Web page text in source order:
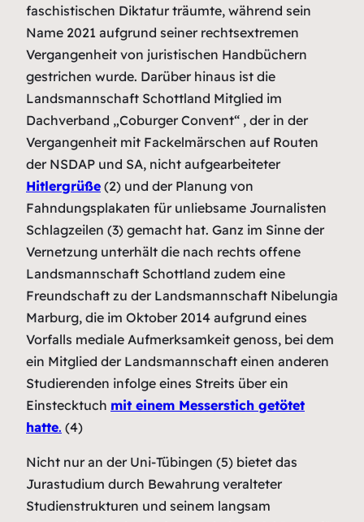
faschistischen Diktatur träumte, während sein
Name 2021 aufgrund seiner rechtsextremen
Vergangenheit von juristischen Handbüchern
gestrichen wurde. Darüber hinaus ist die
Landsmannschaft Schottland Mitglied im
Dachverband „Coburger Convent“ , der in der
Vergangenheit mit Fackelmärschen auf Routen
der NSDAP und SA, nicht aufgearbeiteter
Hitlergrüße (2) und der Planung von
Fahndungsplakaten für unliebsame Journalisten
Schlagzeilen (3) gemacht hat. Ganz im Sinne der
Vernetzung unterhält die nach rechts offene
Landsmannschaft Schottland zudem eine
Freundschaft zu der Landsmannschaft Nibelungia
Marburg, die im Oktober 2014 aufgrund eines
Vorfalls mediale Aufmerksamkeit genoss, bei dem
ein Mitglied der Landsmannschaft einen anderen
Studierenden infolge eines Streits über ein
Einstecktuch mit einem Messerstich getötet
hatte. (4)
Nicht nur an der Uni-Tübingen (5) bietet das
Jurastudium durch Bewahrung veralteter
Studienstrukturen und seinem langsam